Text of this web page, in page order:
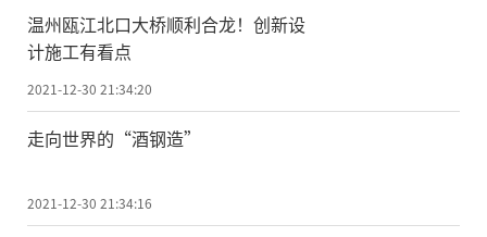
温州瓯江北口大桥顺利合龙！创新设
计施工有看点
2021-12-30 21:34:20
走向世界的“酒钢造”
2021-12-30 21:34:16